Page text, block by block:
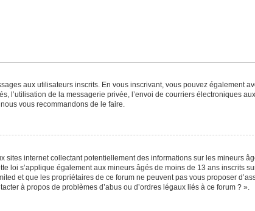
aux utilisateurs inscrits. En vous inscrivant, vous pouvez également
l’utilisation de la messagerie privée, l’envoi de courriers électroniques
vous recommandons de le faire.
sites internet collectant potentiellement des informations sur les mineurs
loi s’applique également aux mineurs âgés de moins de 13 ans inscrits
et que les propriétaires de ce forum ne peuvent pas vous proposer
à propos de problèmes d’abus ou d’ordres légaux liés à ce forum ? ».